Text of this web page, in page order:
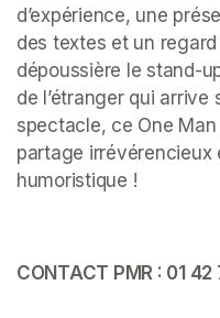
d’expérience, une
des textes et un
dépoussière le stand-
de l’étranger qui arrive
spectacle, ce One
partage irrévérencieux
humoristique !
CONTACT PMR : 01 42